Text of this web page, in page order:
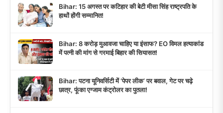
Bihar: 15 अगस्त पर कटिहार की बेटी मीसा सिंह राष्ट्रपति के
हाथों होंगी सम्मानित!
Bihar: 8 करोड़ मुआवजा चाहिए या इंसाफ? EO विमल हत्याकांड
में पत्नी की मांग से गरमाई बिहार की सियासत!
Bihar: पटना यूनिवर्सिटी में ‘पेपर लीक’ पर बवाल, गेट पर चढ़े
छात्र, फूंका एग्जाम कंट्रोलर का पुतला!